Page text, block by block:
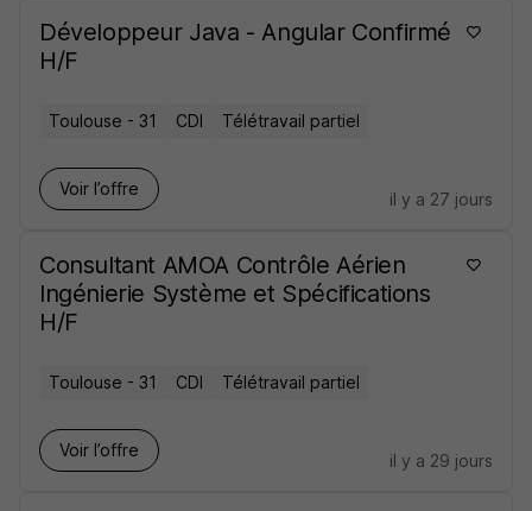
Développeur Java - Angular Confirmé
H/F
Toulouse - 31 CDI Télétravail partiel
Voir l’offre
il y a 27 jours
Consultant AMOA Contrôle Aérien
Ingénierie Système et Spécifications
H/F
Toulouse - 31 CDI Télétravail partiel
Voir l’offre
il y a 29 jours